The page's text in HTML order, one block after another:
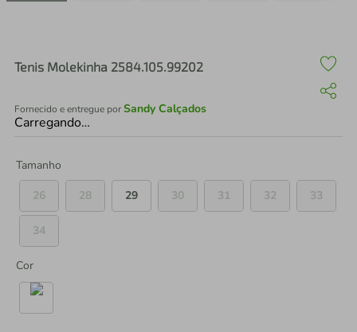
Tenis Molekinha 2584.105.99202
Fornecido e entregue porSandy Calçados
Carregando…
Tamanho
26
28 29 30 31 32 33
34
Cor